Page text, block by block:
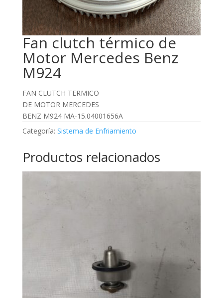
Fan clutch térmico de
Motor Mercedes Benz
M924
FAN CLUTCH TERMICO
DE MOTOR MERCEDES
BENZ M924 MA-15.04001656A
Categoría: Sistema de Enfriamiento
Productos relacionados